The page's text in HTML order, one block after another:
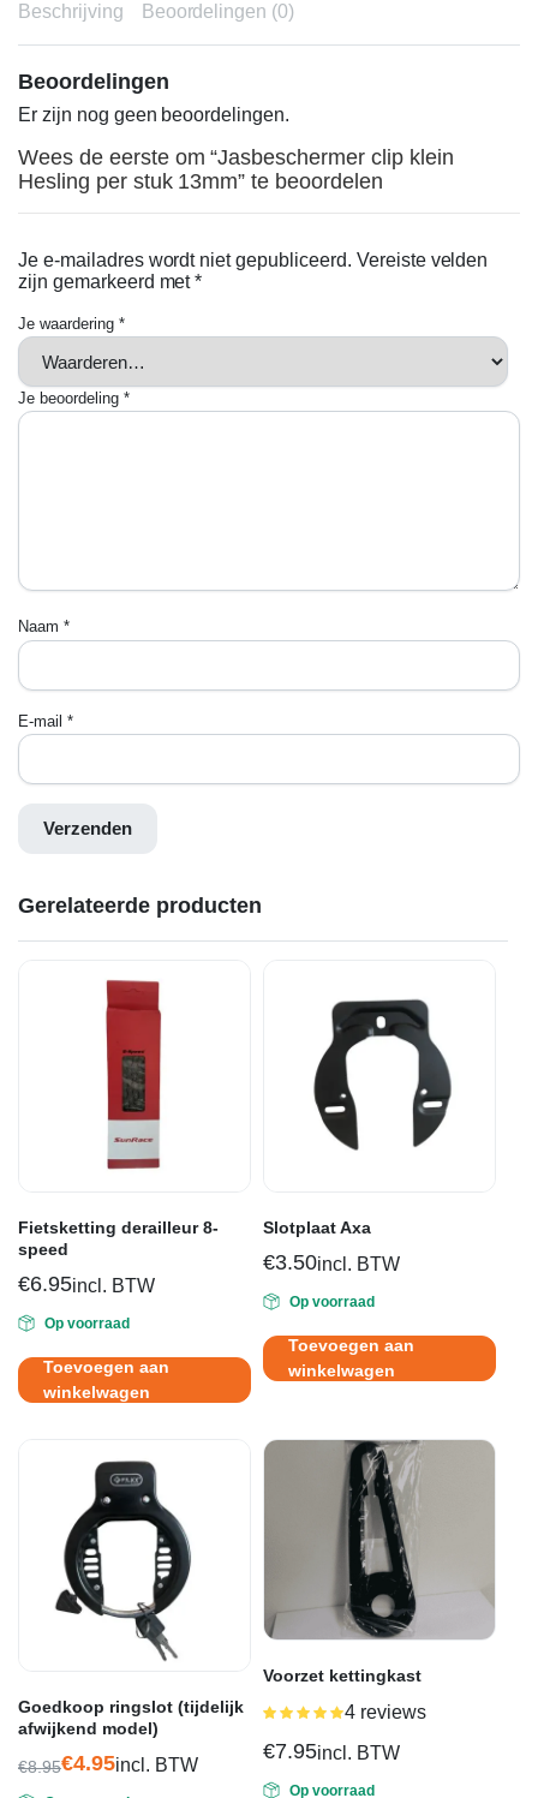
Beschrijving Beoordelingen (0)
Beoordelingen
Er zijn nog geen beoordelingen.
Wees de eerste om “Jasbeschermer clip klein
Hesling per stuk 13mm” te beoordelen
Je e-mailadres wordt niet gepubliceerd. Vereiste velden
zijn gemarkeerd met*
Je waardering *
Je beoordeling *
Naam *
E-mail *
Gerelateerde producten
Fietsketting derailleur 8-
speed
€6.95incl. BTW
Op voorraad
Toevoegen aan
winkelwagen
Slotplaat Axa
€3.50incl. BTW
Op voorraad
Toevoegen aan
winkelwagen
Goedkoop ringslot (tijdelijk
afwijkend model)
€8.95€4.95incl. BTW
Voorzet kettingkast
Gewaardeerd
4 reviews
€7.95incl. BTW
Op voorraad